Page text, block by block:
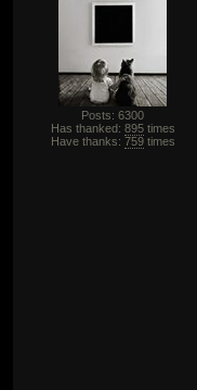
Posts: 6300
Has thanked: 895times
Have thanks: 759times